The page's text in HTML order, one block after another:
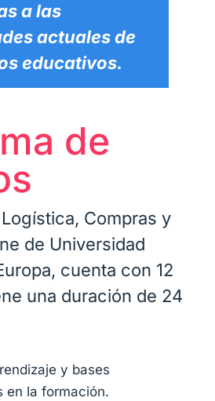
a las
actuales de
educativos.
de
Compras y
de Universidad
cuenta con 12
una duración de 24
y bases
en la formación.